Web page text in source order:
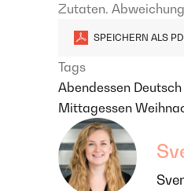
Zutaten.
SPEICHERN ALS
Tags
Abendessen Deutsch
Mittagessen